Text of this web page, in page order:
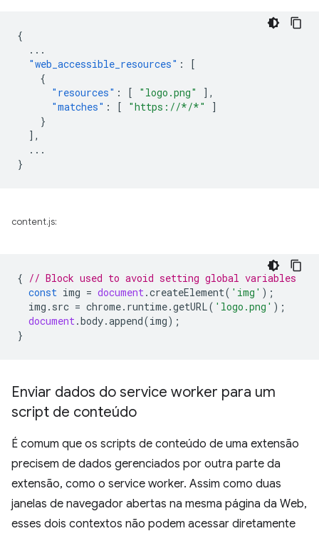
{
...
"web_accessible_resources" :
[
{
"resources" : [ "logo.png"
],
"matches" : [ "https://*/*"
]
}
],
...
}
content.js:
{ // Block used to avoid setting global variables
const img = document.createElement( 'img' );
img . src = chrome. runtime.getURL( 'logo.png' );
document.body.append(img);
}
Enviar dados do service worker para um
script de conteúdo
É comum que os scripts de conteúdo de uma extensão
precisem de dados gerenciados por outra parte da
extensão, como o service worker. Assim como duas
janelas de navegador abertas na mesma página da Web,
esses dois contextos não podem acessar diretamente